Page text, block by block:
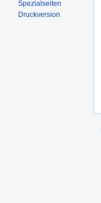
Spezialseiten
Druckversion